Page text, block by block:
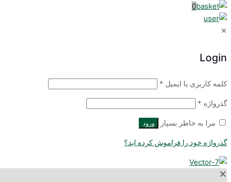
0
✕
Login
کلمه کاربری یا ایمیل *
گذرواژه *
مرا به خاطر بسپار ورود
گذرواژه خود را فراموش کرده اید؟
✕